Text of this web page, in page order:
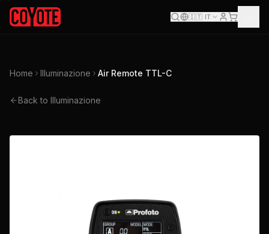
🇮🇹 IT
Home Illuminazione Air Remote TTL-C
Back to Illuminazione